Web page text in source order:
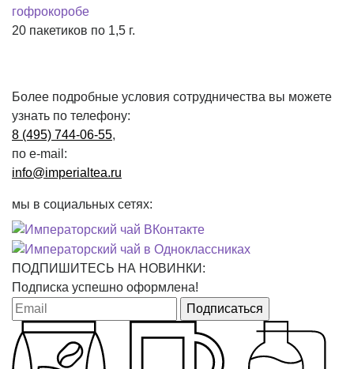
гофрокоробе
20 пакетиков по 1,5 г.
Более подробные условия сотрудничества вы можете
узнать по телефону:
8 (495) 744-06-55,
по e-mail:
info@imperialtea.ru
мы в социальных сетях:
ПОДПИШИТЕСЬ НА НОВИНКИ:
Подписка успешно оформлена!
Подписаться